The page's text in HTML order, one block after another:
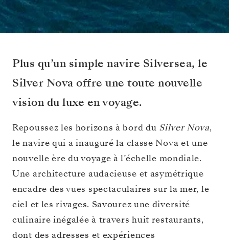
Plus qu’un simple navire Silversea, le
Silver Nova offre une toute nouvelle
vision du luxe en voyage.
Repoussez les horizons à bord du Silver Nova,
le navire qui a inauguré la classe Nova et une
nouvelle ère du voyage à l’échelle mondiale.
Une architecture audacieuse et asymétrique
encadre des vues spectaculaires sur la mer, le
ciel et les rivages. Savourez une diversité
culinaire inégalée à travers huit restaurants,
dont des adresses et expériences